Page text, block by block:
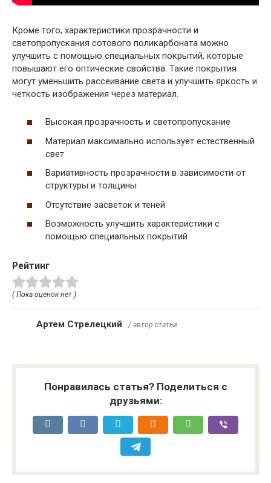
Кроме того, характеристики прозрачности и
светопропускания сотового поликарбоната можно
улучшить с помощью специальных покрытий, которые
повышают его оптические свойства. Такие покрытия
могут уменьшить рассеивание света и улучшить яркость и
четкость изображения через материал.
Высокая прозрачность и светопропускание
Материал максимально использует естественный
свет
Вариативность прозрачности в зависимости от
структуры и толщины
Отсутствие засветок и теней
Возможность улучшить характеристики с
помощью специальных покрытий
Рейтинг
( Пока оценок нет )
Артем Стрелецкий / автор статьи
Понравилась статья? Поделиться с
друзьями: